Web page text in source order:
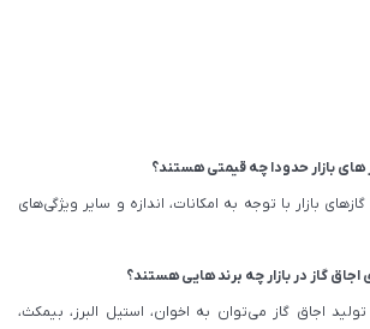
بازار حدودا چه قیمتی هستند؟
بازار با توجه به امکانات، اندازه و سایر ویژگی‌های
گاز در بازار چه برند هایی هستند؟
اجاق گاز می‌توان به اخوان، استیل البرز، بیمکث،